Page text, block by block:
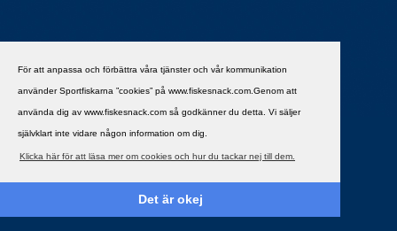
För att anpassa och förbättra våra tjänster och vår kommunikation
använder Sportfiskarna ”cookies” på www.fiskesnack.com.Genom att
använda dig av www.fiskesnack.com så godkänner du detta. Vi säljer
självklart inte vidare någon information om dig.
Klicka här för att läsa mer om cookies och hur du tackar nej till dem.
Det är okej